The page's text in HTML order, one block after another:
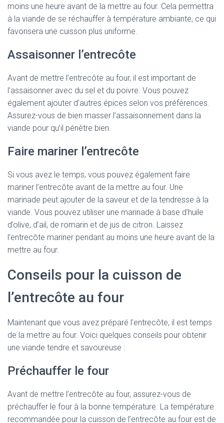
moins une heure avant de la mettre au four. Cela permettra
à la viande de se réchauffer à température ambiante, ce qui
favorisera une cuisson plus uniforme.
Assaisonner l’entrecôte
Avant de mettre l’entrecôte au four, il est important de
l’assaisonner avec du sel et du poivre. Vous pouvez
également ajouter d’autres épices selon vos préférences.
Assurez-vous de bien masser l’assaisonnement dans la
viande pour qu’il pénètre bien.
Faire mariner l’entrecôte
Si vous avez le temps, vous pouvez également faire
mariner l’entrecôte avant de la mettre au four. Une
marinade peut ajouter de la saveur et de la tendresse à la
viande. Vous pouvez utiliser une marinade à base d’huile
d’olive, d’ail, de romarin et de jus de citron. Laissez
l’entrecôte mariner pendant au moins une heure avant de la
mettre au four.
Conseils pour la cuisson de
l’entrecôte au four
Maintenant que vous avez préparé l’entrecôte, il est temps
de la mettre au four. Voici quelques conseils pour obtenir
une viande tendre et savoureuse :
Préchauffer le four
Avant de mettre l’entrecôte au four, assurez-vous de
préchauffer le four à la bonne température. La température
recommandée pour la cuisson de l’entrecôte au four est de